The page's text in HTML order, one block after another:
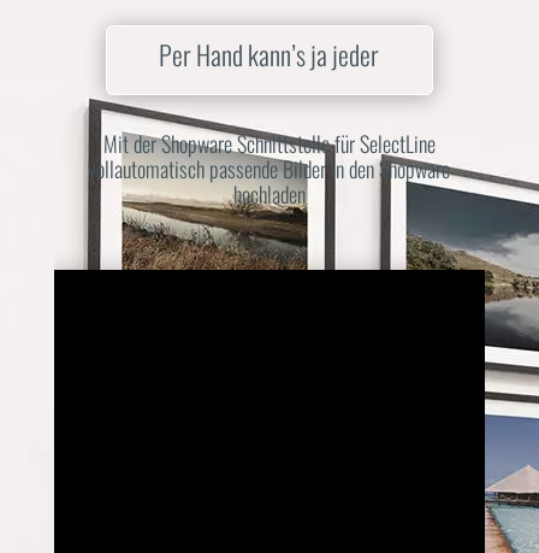
Per Hand kann’s ja jeder
Mit der Shopware Schnittstelle für SelectLine
vollautomatisch passende Bilder in den Shopware
hochladen